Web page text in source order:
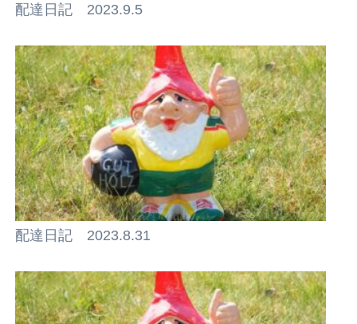
配達日記 2023.9.5
配達日記 2023.8.31